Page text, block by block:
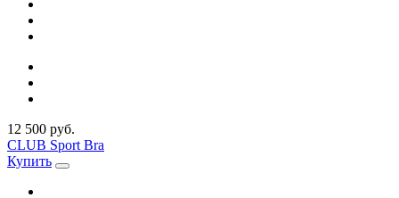
12 500 руб.
CLUB Sport Bra
Купить